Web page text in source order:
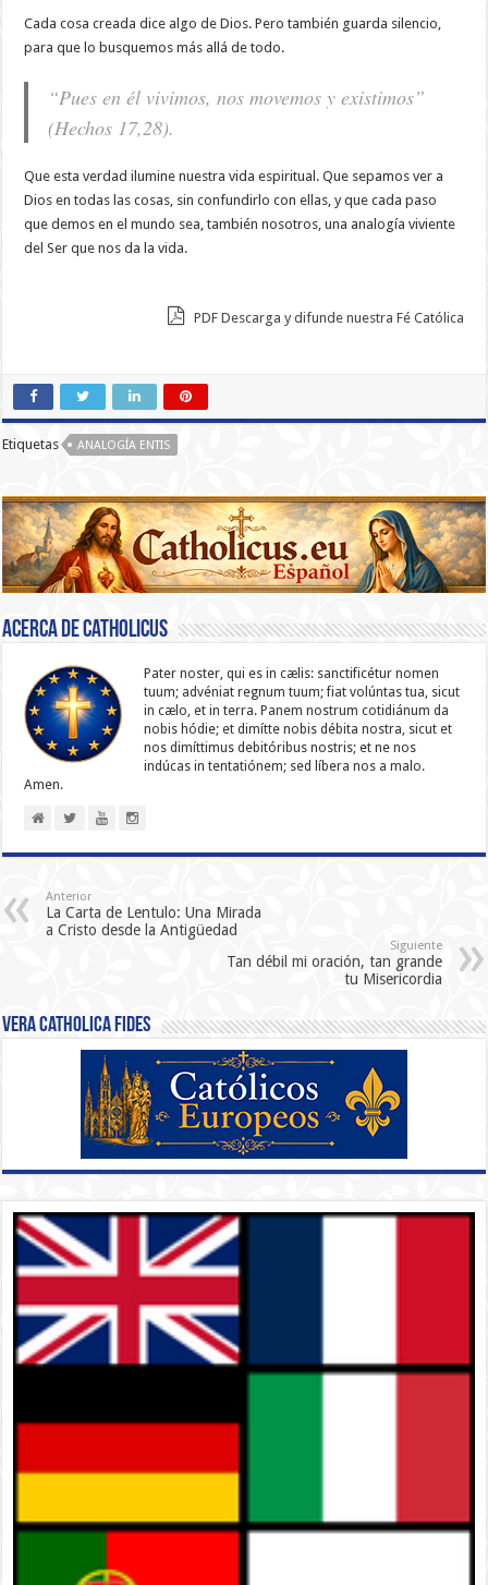
Cada cosa creada dice algo de Dios. Pero también guarda silencio,
para que lo busquemos más allá de todo.
“Pues en él vivimos, nos movemos y existimos”
(Hechos 17,28).
Que esta verdad ilumine nuestra vida espiritual. Que sepamos ver a
Dios en todas las cosas, sin confundirlo con ellas, y que cada paso
que demos en el mundo sea, también nosotros, una analogía viviente
del Ser que nos da la vida.
PDF Descarga y difunde nuestra Fé Católica
Etiquetas ANALOGÍA ENTIS
Acerca de catholicus
Pater noster, qui es in cælis: sanc­ti­ficétur nomen
tuum; advéniat regnum tuum; fiat volúntas tua, sicut
in cælo, et in terra. Panem nostrum cotidiánum da
nobis hódie; et dimítte nobis débita nostra, sicut et
nos dimíttimus debitóribus nostris; et ne nos
indúcas in ten­ta­tiónem; sed líbera nos a malo.
Amen.
Anterior
La Carta de Lentulo: Una Mirada
a Cristo desde la Antigüedad
Siguiente
Tan débil mi oración, tan grande
tu Misericordia
Vera Catholica Fides